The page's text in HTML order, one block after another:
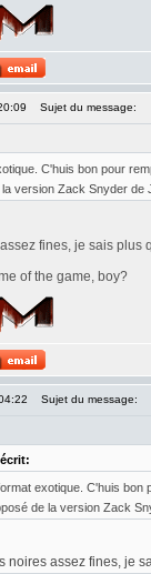
Sujet du message:
C'huis bon pour
la version Zack Snyder de
fines, je sais
of the game, boy?
Sujet du message:
exotique. C'huis
de la version Zack
noires assez fines, je